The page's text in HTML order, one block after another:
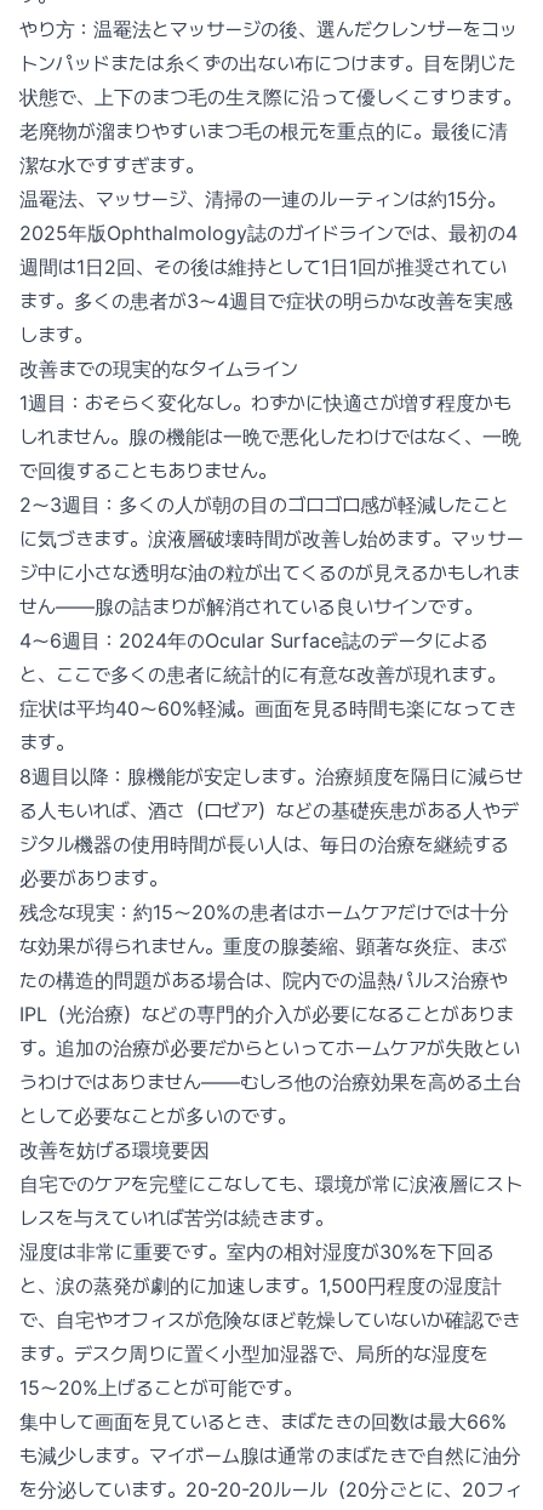
やり方：温罨法とマッサージの後、選んだクレンザーをコッ
トンパッドまたは糸くずの出ない布につけます。目を閉じた
状態で、上下のまつ毛の生え際に沿って優しくこすります。
老廃物が溜まりやすいまつ毛の根元を重点的に。最後に清
潔な水ですすぎます。
温罨法、マッサージ、清掃の一連のルーティンは約15分。
2025年版Ophthalmology誌のガイドラインでは、最初の4
週間は1日2回、その後は維持として1日1回が推奨されてい
ます。多くの患者が3〜4週目で症状の明らかな改善を実感
します。
改善までの現実的なタイムライン
1週目：おそらく変化なし。わずかに快適さが増す程度かも
しれません。腺の機能は一晩で悪化したわけではなく、一晩
で回復することもありません。
2〜3週目：多くの人が朝の目のゴロゴロ感が軽減したこと
に気づきます。涙液層破壊時間が改善し始めます。マッサー
ジ中に小さな透明な油の粒が出てくるのが見えるかもしれま
せん——腺の詰まりが解消されている良いサインです。
4〜6週目：2024年のOcular Surface誌のデータによる
と、ここで多くの患者に統計的に有意な改善が現れます。
症状は平均40〜60%軽減。画面を見る時間も楽になってき
ます。
8週目以降：腺機能が安定します。治療頻度を隔日に減らせ
る人もいれば、酒さ（ロゼア）などの基礎疾患がある人やデ
ジタル機器の使用時間が長い人は、毎日の治療を継続する
必要があります。
残念な現実：約15〜20%の患者はホームケアだけでは十分
な効果が得られません。重度の腺萎縮、顕著な炎症、まぶ
たの構造的問題がある場合は、院内での温熱パルス治療や
IPL（光治療）などの専門的介入が必要になることがありま
す。追加の治療が必要だからといってホームケアが失敗とい
うわけではありません——むしろ他の治療効果を高める土台
として必要なことが多いのです。
改善を妨げる環境要因
自宅でのケアを完璧にこなしても、環境が常に涙液層にスト
レスを与えていれば苦労は続きます。
湿度は非常に重要です。室内の相対湿度が30%を下回る
と、涙の蒸発が劇的に加速します。1,500円程度の湿度計
で、自宅やオフィスが危険なほど乾燥していないか確認でき
ます。デスク周りに置く小型加湿器で、局所的な湿度を
15〜20%上げることが可能です。
集中して画面を見ているとき、まばたきの回数は最大66%
も減少します。マイボーム腺は通常のまばたきで自然に油分
を分泌しています。20-20-20ルール（20分ごとに、20フィ